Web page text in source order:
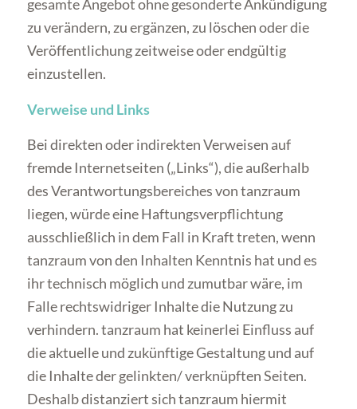
gesamte Angebot ohne gesonderte Ankündigung
zu verändern, zu ergänzen, zu löschen oder die
Veröffentlichung zeitweise oder endgültig
einzustellen.
Verweise und Links
Bei direkten oder indirekten Verweisen auf
fremde Internetseiten („Links“), die außerhalb
des Verantwortungsbereiches von tanzraum
liegen, würde eine Haftungsverpflichtung
ausschließlich in dem Fall in Kraft treten, wenn
tanzraum von den Inhalten Kenntnis hat und es
ihr technisch möglich und zumutbar wäre, im
Falle rechtswidriger Inhalte die Nutzung zu
verhindern. tanzraum hat keinerlei Einfluss auf
die aktuelle und zukünftige Gestaltung und auf
die Inhalte der gelinkten/ verknüpften Seiten.
Deshalb distanziert sich tanzraum hiermit